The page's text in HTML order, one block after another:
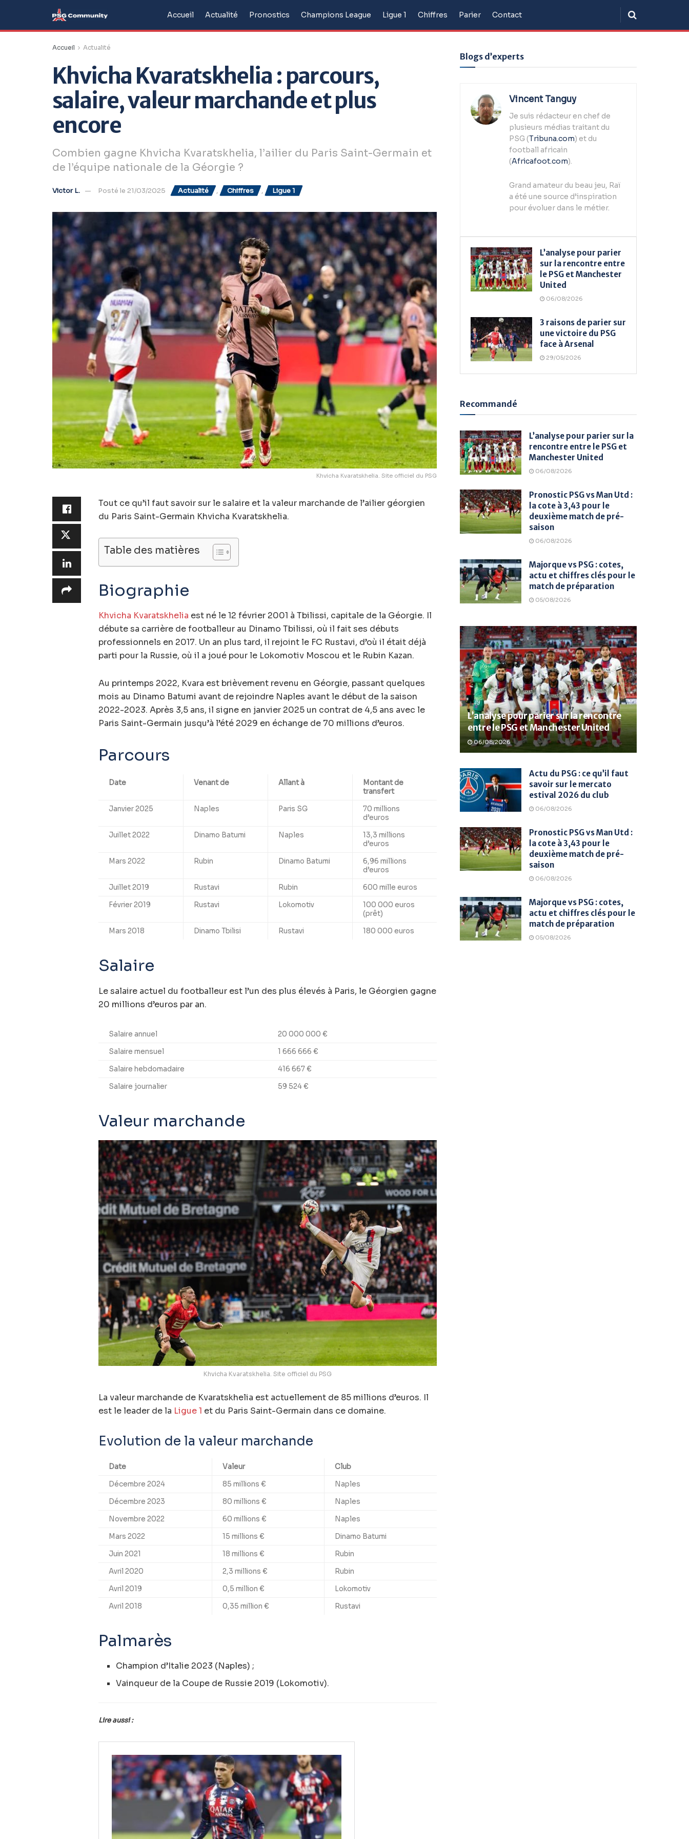
Accueil Actualité Pronostics Champions League Ligue 1 Chiffres Parier Contact
Accueil Actualité
Khvicha Kvaratskhelia : parcours,
salaire, valeur marchande et plus
encore
Combien gagne Khvicha Kvaratskhelia, l’ailier du Paris Saint-Germain et
de l’équipe nationale de la Géorgie ?
Victor L. Posté le 21/03/2025 Actualité , Chiffres , Ligue 1
Khvicha Kvaratskhelia. Site officiel du PSG
Tout ce qu’il faut savoir sur le salaire et la valeur marchande de l’ailier géorgien
du Paris Saint-Germain Khvicha Kvaratskhelia.
Table des matières
Biographie
Khvicha Kvaratskhelia est né le 12 février 2001 à Tbilissi, capitale de la Géorgie. Il
débute sa carrière de footballeur au Dinamo Tbilissi, où il fait ses débuts
professionnels en 2017. Un an plus tard, il rejoint le FC Rustavi, d’où il était déjà
parti pour la Russie, où il a joué pour le Lokomotiv Moscou et le Rubin Kazan.
Au printemps 2022, Kvara est brièvement revenu en Géorgie, passant quelques
mois au Dinamo Batumi avant de rejoindre Naples avant le début de la saison
2022-2023. Après 3,5 ans, il signe en janvier 2025 un contrat de 4,5 ans avec le
Paris Saint-Germain jusqu’à l’été 2029 en échange de 70 millions d’euros.
Parcours
Date Venant de Allant à
Montant de
transfert
Janvier 2025
Naples Paris SG
70 millions
d’euros
Juillet 2022
Dinamo Batumi Naples
13,3 millions
d’euros
Mars 2022
Rubin Dinamo Batumi
6,96 millions
d’euros
Juillet 2019
Rustavi Rubin
600 mille euros
Février 2019
Rustavi Lokomotiv
100 000 euros
(prêt)
Mars 2018
Dinamo Tbilisi Rustavi 180 000 euros
Salaire
Le salaire actuel du footballeur est l’un des plus élevés à Paris, le Géorgien gagne
20 millions d’euros par an.
Salaire annuel
20 000 000 €
Salaire mensuel
1 666 666 €
Salaire hebdomadaire
416 667 €
Salaire journalier
59 524 €
Valeur marchande
Khvicha Kvaratskhelia. Site officiel du PSG
La valeur marchande de Kvaratskhelia est actuellement de 85 millions d’euros. Il
est le leader de la Ligue 1 et du Paris Saint-Germain dans ce domaine.
Evolution de la valeur marchande
Date Valeur
Club
Décembre 2024
85 millions €
Naples
Décembre 2023
80 millions €
Naples
Novembre 2022
60 millions €
Naples
Mars 2022
15 millions €
Dinamo Batumi
Juin 2021
18 millions €
Rubin
Avril 2020
2,3 millions €
Rubin
Avril 2019
0,5 million €
Lokomotiv
Avril 2018
0,35 million € Rustavi
Palmarès
Champion d’Italie 2023 (Naples) ;
Vainqueur de la Coupe de Russie 2019 (Lokomotiv).
Lire aussi :
Blogs d’experts
Vincent Tanguy
Je suis rédacteur en chef de
plusieurs médias traitant du
PSG (Tribuna.com) et du
football africain
(Africafoot.com).
Grand amateur du beau jeu, Raï
a été une source d’inspiration
pour évoluer dans le métier.
L’analyse pour parier
sur la rencontre entre
le PSG et Manchester
United
06/08/2026
3 raisons de parier sur
une victoire du PSG
face à Arsenal
29/05/2026
Recommandé
L’analyse pour parier sur la
rencontre entre le PSG et
Manchester United
06/08/2026
Pronostic PSG vs Man Utd :
la cote à 3,43 pour le
deuxième match de pré-
saison
06/08/2026
Majorque vs PSG : cotes,
actu et chiffres clés pour le
match de préparation
05/08/2026
L’analyse pour parier sur la rencontre
entre le PSG et Manchester United
06/08/2026
Actu du PSG : ce qu’il faut
savoir sur le mercato
estival 2026 du club
06/08/2026
Pronostic PSG vs Man Utd :
la cote à 3,43 pour le
deuxième match de pré-
saison
06/08/2026
Majorque vs PSG : cotes,
actu et chiffres clés pour le
match de préparation
05/08/2026